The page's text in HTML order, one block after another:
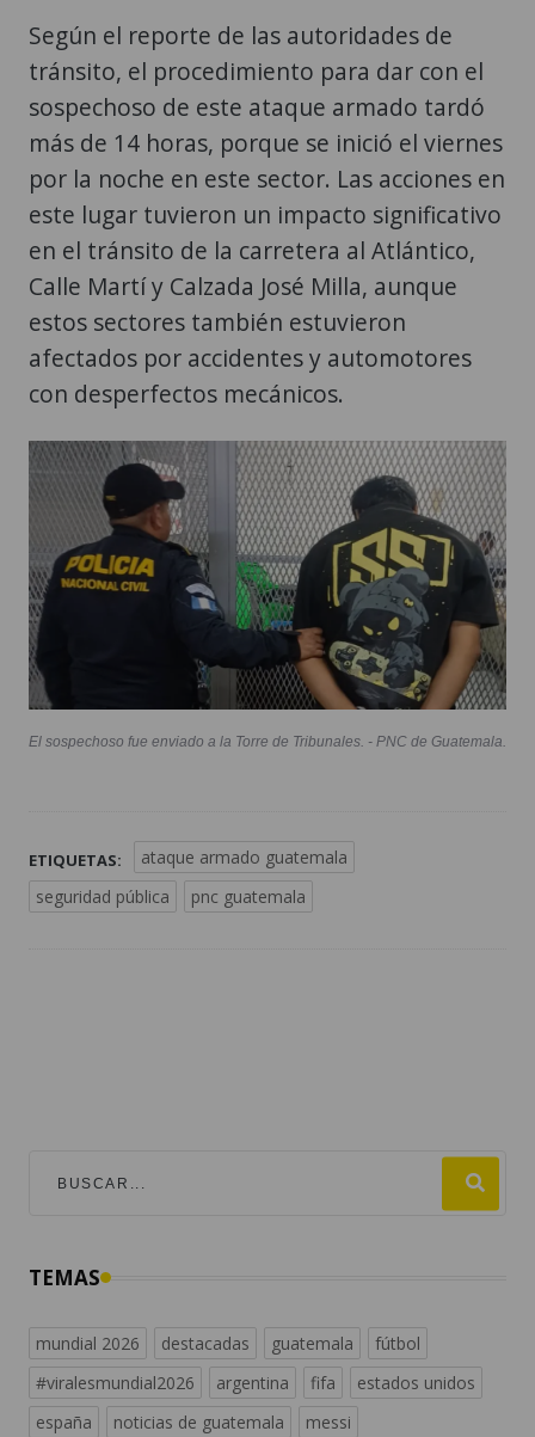
Según el reporte de las autoridades de
tránsito, el procedimiento para dar con el
sospechoso de este ataque armado tardó
más de 14 horas, porque se inició el viernes
por la noche en este sector. Las acciones en
este lugar tuvieron un impacto significativo
en el tránsito de la carretera al Atlántico,
Calle Martí y Calzada José Milla, aunque
estos sectores también estuvieron
afectados por accidentes y automotores
con desperfectos mecánicos.
El sospechoso fue enviado a la Torre de Tribunales. - PNC de Guatemala.
ETIQUETAS:
ataque armado guatemala
seguridad pública
pnc guatemala
mundial 2026
españa
noticias de guatemala messi